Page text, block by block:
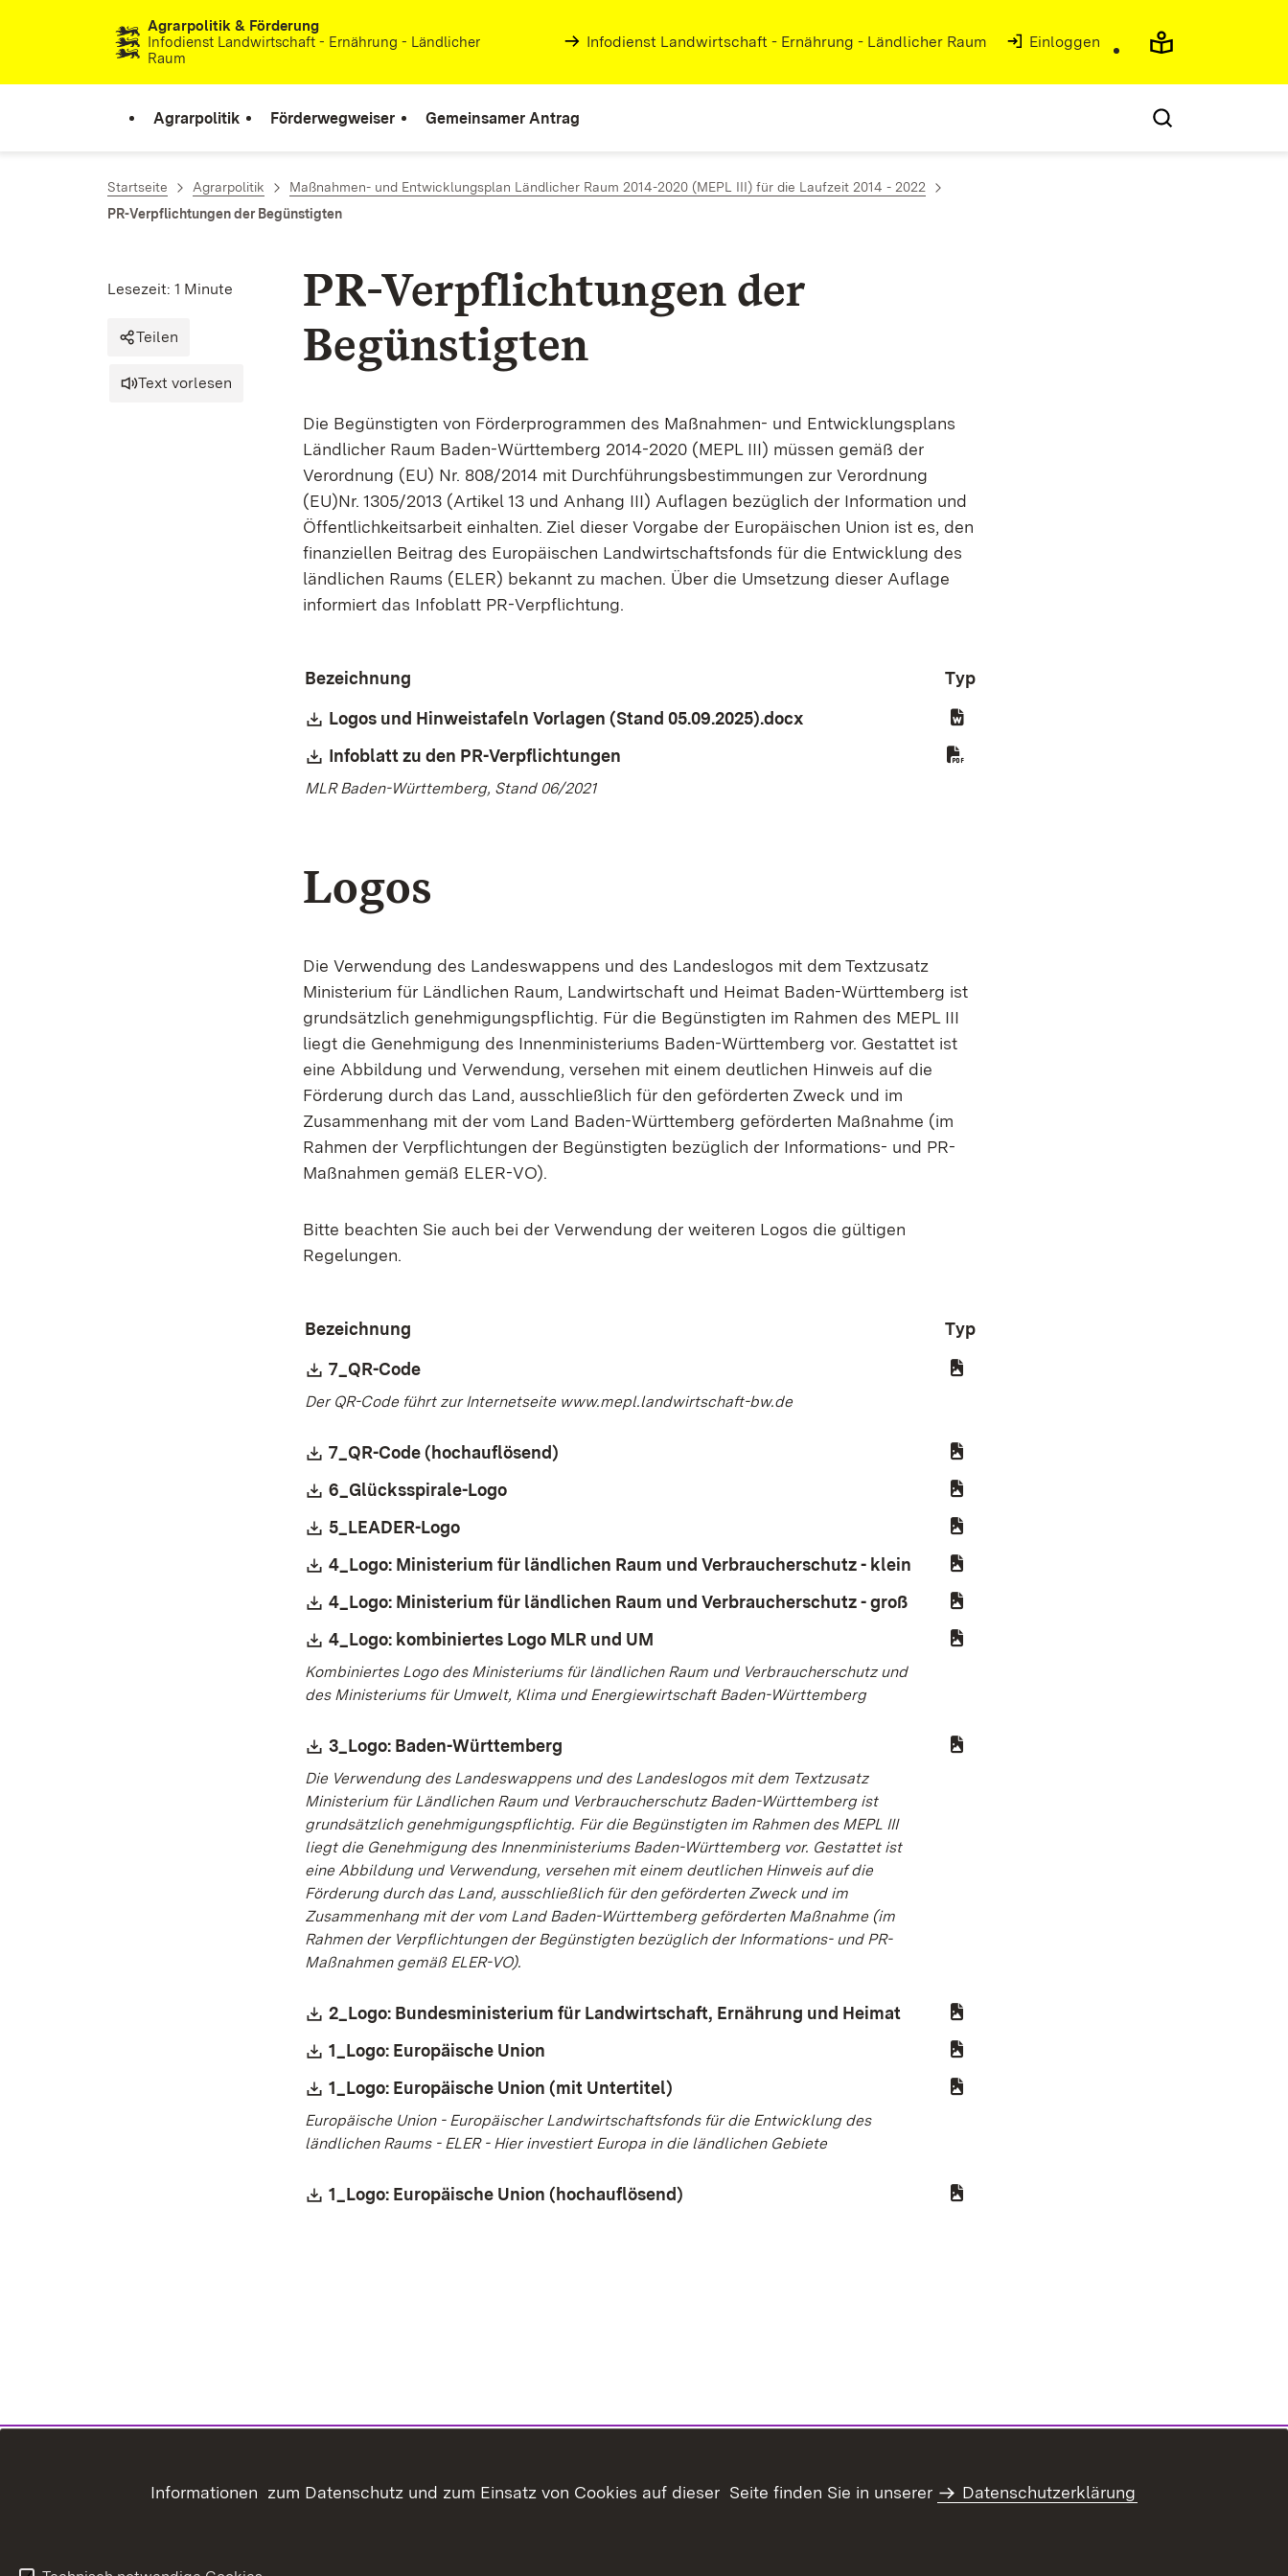
Zum Inhalt springenAgrarpolitik & Förderung
Infodienst Landwirtschaft - Ernährung - Ländlicher
Raum
Infodienst Landwirtschaft - Ernährung - Ländlicher Raum Einloggen
Agrarpolitik Förderwegweiser Gemeinsamer Antrag
Startseite Agrarpolitik
Maßnahmen- und Entwicklungsplan Ländlicher Raum 2014-2020 (MEPL III) für die Laufzeit 2014 - 2022
PR-Verpflichtungen der Begünstigten
PR-Verpflichtungen der
Begünstigten
Lesezeit: 1 Minute
Teilen
Text vorlesen
Die Begünstigten von Förderprogrammen des Maßnahmen- und Entwicklungsplans
Ländlicher Raum Baden-Württemberg 2014-2020 (MEPL III) müssen gemäß der
Verordnung (EU) Nr. 808/2014 mit Durchführungsbestimmungen zur Verordnung
(EU)Nr. 1305/2013 (Artikel 13 und Anhang III) Auflagen bezüglich der Information und
Öffentlichkeitsarbeit einhalten. Ziel dieser Vorgabe der Europäischen Union ist es, den
finanziellen Beitrag des Europäischen Landwirtschaftsfonds für die Entwicklung des
ländlichen Raums (ELER) bekannt zu machen. Über die Umsetzung dieser Auflage
informiert das Infoblatt PR-Verpflichtung.
Bezeichnung
Typ
Download:
Logos und Hinweistafeln Vorlagen (Stand 05.09.2025).docx (Öffnet in neuem Fenster)
Download:
Infoblatt zu den PR-Verpflichtungen
MLR Baden-Württemberg, Stand 06/2021
Logos
Die Verwendung des Landeswappens und des Landeslogos mit dem Textzusatz
Ministerium für Ländlichen Raum, Landwirtschaft und Heimat Baden-Württemberg ist
grundsätzlich genehmigungspflichtig. Für die Begünstigten im Rahmen des MEPL III
liegt die Genehmigung des Innenministeriums Baden-Württemberg vor. Gestattet ist
eine Abbildung und Verwendung, versehen mit einem deutlichen Hinweis auf die
Förderung durch das Land, ausschließlich für den geförderten Zweck und im
Zusammenhang mit der vom Land Baden-Württemberg geförderten Maßnahme (im
Rahmen der Verpflichtungen der Begünstigten bezüglich der Informations- und PR-
Maßnahmen gemäß ELER-VO).
Bitte beachten Sie auch bei der Verwendung der weiteren Logos die gültigen
Regelungen.
Bezeichnung
Typ
Download:
7_QR-Code
Der QR-Code führt zur Internetseite www.mepl.landwirtschaft-bw.de
Download:
7_QR-Code (hochauflösend)
Download:
6_Glücksspirale-Logo
Download:
5_LEADER-Logo
Download:
4_Logo: Ministerium für ländlichen Raum und Verbraucherschutz - klein (Öffnet in neuem Fenster)
Download:
4_Logo: Ministerium für ländlichen Raum und Verbraucherschutz - groß (Öffnet in neuem Fenster)
Download:
4_Logo: kombiniertes Logo MLR und UM
Kombiniertes Logo des Ministeriums für ländlichen Raum und Verbraucherschutz und
des Ministeriums für Umwelt, Klima und Energiewirtschaft Baden-Württemberg
Download:
3_Logo: Baden-Württemberg
Die Verwendung des Landeswappens und des Landeslogos mit dem Textzusatz
Ministerium für Ländlichen Raum und Verbraucherschutz Baden-Württemberg ist
grundsätzlich genehmigungspflichtig. Für die Begünstigten im Rahmen des MEPL III
liegt die Genehmigung des Innenministeriums Baden-Württemberg vor. Gestattet ist
eine Abbildung und Verwendung, versehen mit einem deutlichen Hinweis auf die
Förderung durch das Land, ausschließlich für den geförderten Zweck und im
Zusammenhang mit der vom Land Baden-Württemberg geförderten Maßnahme (im
Rahmen der Verpflichtungen der Begünstigten bezüglich der Informations- und PR-
Maßnahmen gemäß ELER-VO).
Download:
2_Logo: Bundesministerium für Landwirtschaft, Ernährung und Heimat (Öffnet in neuem Fenster)
Download:
1_Logo: Europäische Union
Download:
1_Logo: Europäische Union (mit Untertitel)
Europäische Union - Europäischer Landwirtschaftsfonds für die Entwicklung des
ländlichen Raums - ELER - Hier investiert Europa in die ländlichen Gebiete
Download:
1_Logo: Europäische Union (hochauflösend)
Informationen zum Datenschutz und zum Einsatz von Cookies auf dieser Seite finden Sie in unserer Datenschutzerklärung